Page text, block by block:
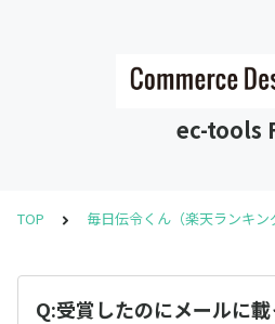
ec-tools
TOP 毎日伝令くん（楽天ランキ
Q:受賞したのにメールに